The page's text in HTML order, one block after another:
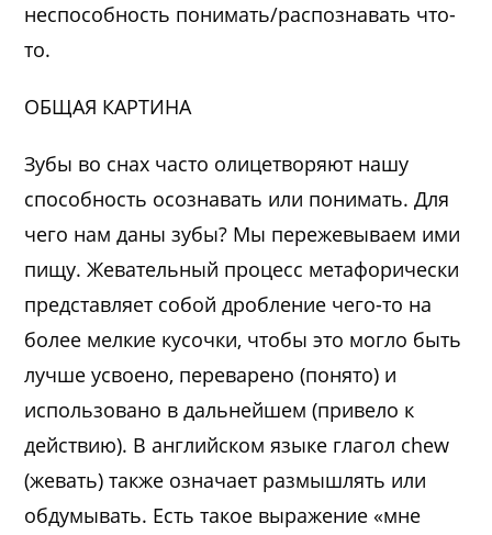
неспособность понимать/распознавать что-
то.
ОБЩАЯ КАРТИНА
Зубы во снах часто олицетворяют нашу
способность осознавать или понимать. Для
чего нам даны зубы? Мы пережевываем ими
пищу. Жевательный процесс метафорически
представляет собой дробление чего-то на
более мелкие кусочки, чтобы это могло быть
лучше усвоено, переварено (понято) и
использовано в дальнейшем (привело к
действию). В английском языке глагол chew
(жевать) также означает размышлять или
обдумывать. Есть такое выражение «мне